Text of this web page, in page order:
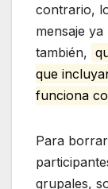
contrario,
mensaje
también,
que
funciona
Para
grupales,